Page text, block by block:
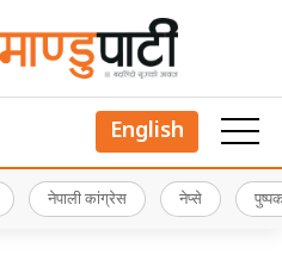
English
नेपाली कांग्रेस नेप्से